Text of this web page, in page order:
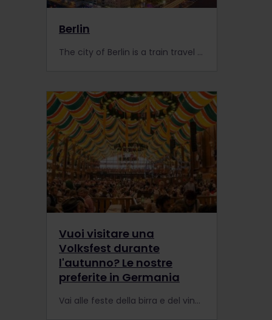
Berlin
The city of Berlin is a train travel wonderland mixed with history, culture and extraordinary landmarks. With the Interrail Pass, you can travel to the city of Berlin by train and see what Berlin has to offer. Don't miss out! Book your train ticket now #interrailberlin
Vuoi visitare una
Volksfest durante
l'autunno? Le nostre
preferite in Germania
Vai alle feste della birra e del vino più grandi della Germania in treno.